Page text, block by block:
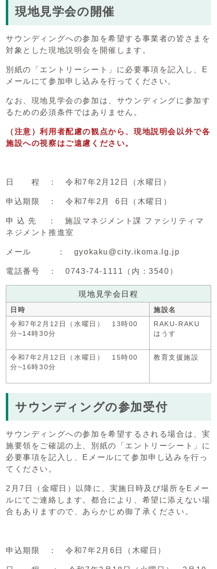
現地見学会の開催
サウンディングへの参加を希望する事業者の皆さまを
対象とした現地説明会を開催します。
別紙の「エントリーシート」に必要事項を記入し、E
メールにて参加申し込みを行ってください。
なお、現地見学会の参加は、サウンディングに参加す
るための必須条件ではありません。
（注意）利用者配慮の観点から、現地説明会以外で各
施設への視察はご遠慮ください。
日 程 ： 令和7年2月12日（水曜日）
申込期限 ： 令和7年2月 6日（木曜日）
申 込 先 ： 施設マネジメント課 ファシリティマ
ネジメント推進室
メール ： gyokaku@city.ikoma.lg.jp
電話番号 ： 0743-74-1111（内：3540）
現地見学会日程
日時
施設名
令和7年2月12日（水曜日） 13時00
分~14時30分
RAKU-RAKU
はうす
令和7年2月12日（水曜日） 15時00
分~16時30分
教育支援施設
サウンディングの参加受付
サウンディングへの参加を希望するされる場合は、実
施要領をご確認の上、別紙の「エントリーシート」に
必要事項を記入し、Eメールにて参加申し込みを行っ
てください。
2月7日（金曜日）以降に、実施日時及び場所をEメー
ルにてご連絡します。都合により、希望に添えない場
合もありますので、あらかじめ御了承ください。
申込期限 ： 令和7年2月6日（木曜日）